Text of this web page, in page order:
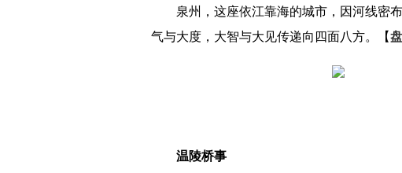
泉州，这座依江靠海的城市，因河线密
气与大度，大智与大见传递向四面八方。【
温陵桥事